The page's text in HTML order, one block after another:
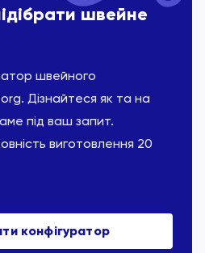
швейне
швейного
Дізнайтеся як та на
під ваш запит.
виготовлення 20
конфігуратор